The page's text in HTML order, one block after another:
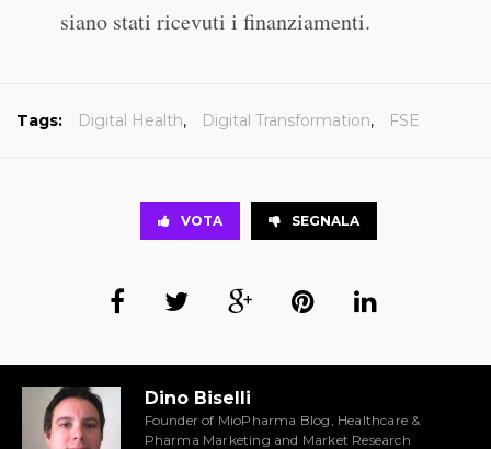
siano stati ricevuti i finanziamenti.
Tags: Digital Health, Digital Transformation, FSE
VOTA SEGNALA
Dino Biselli
Founder of MioPharma Blog, Healthcare &
Pharma Marketing and Market Research